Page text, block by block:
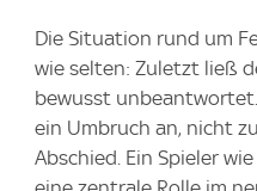
Die Situation rund um
wie selten: Zuletzt ließ
bewusst
ein Umbruch an, nicht
Abschied. Ein Spieler